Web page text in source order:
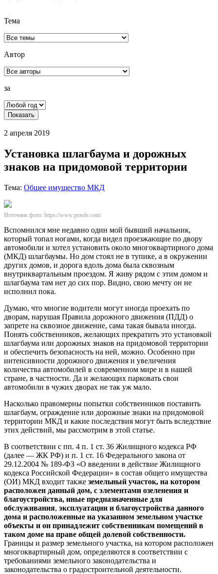
Тема
Автор
за
Показать
2 апреля 2019
Установка шлагбаума и дорожных
знаков на придомовой территории
Тема: Общее имущество МКД
Источник фото: https://www.pexels.com/
Вспомнился мне недавно один мой бывший начальник,
который топал ногами, когда видел проезжающие по двору
автомобили и хотел установить около многоквартирного дома
(МКД) шлагбаумы. Но дом стоял не в тупике, а в окружении
других домов, и дорога вдоль дома была сквозным
внутриквартальным проездом. Я живу рядом с этим домом и
шлагбаума там нет до сих пор. Видно, свою мечту он не
исполнил пока.
Думаю, что многие водители могут иногда проехать по
дворам, нарушая Правила дорожного движения (ПДД) о
запрете на сквозное движение, сама такая бывала иногда.
Понять собственников, желающих прекратить это установкой
шлагбаума или дорожных знаков на придомовой территории
и обеспечить безопасность на ней, можно. Особенно при
интенсивности дорожного движения и увеличения
количества автомобилей в современном мире и в нашей
стране, в частности. Да и желающих парковать свои
автомобили в чужих дворах не так уж мало.
Насколько правомерны попытки собственников поставить
шлагбаум, ограждение или дорожные знаки на придомовой
территории МКД и какие последствия могут быть вследствие
этих действий, мы рассмотрим в этой статье.
В соответствии с пп. 4 п. 1 ст. 36 Жилищного кодекса РФ
(далее — ЖК РФ) и п. 1 ст. 16 Федерального закона от
29.12.2004 № 189-ФЗ «О введении в действие Жилищного
кодекса Российской Федерации» в состав общего имущества
(ОИ) МКД входит также земельный участок, на котором
расположен данный дом, с элементами озеленения и
благоустройства, иные предназначенные для
обслуживания, эксплуатации и благоустройства данного
дома и расположенные на указанном земельном участке
объекты и он принадлежит собственникам помещений в
таком доме на праве общей долевой собственности.
Границы и размер земельного участка, на котором расположен
многоквартирный дом, определяются в соответствии с
требованиями земельного законодательства и
законодательства о градостроительной деятельности.